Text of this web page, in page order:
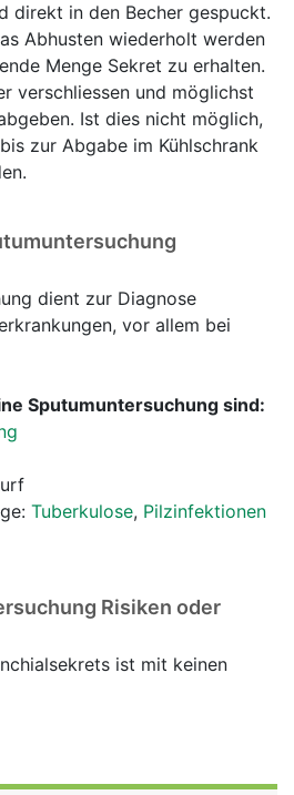
direkt in den Becher gespuckt.
Abhusten wiederholt werden
Menge Sekret zu erhalten.
verschliessen und möglichst
Ist dies nicht möglich,
zur Abgabe im Kühlschrank
dient zur Diagnose
vor allem bei
Sputumuntersuchung sind:
Tuberkulose, Pilzinfektionen
Risiken oder
ist mit keinen